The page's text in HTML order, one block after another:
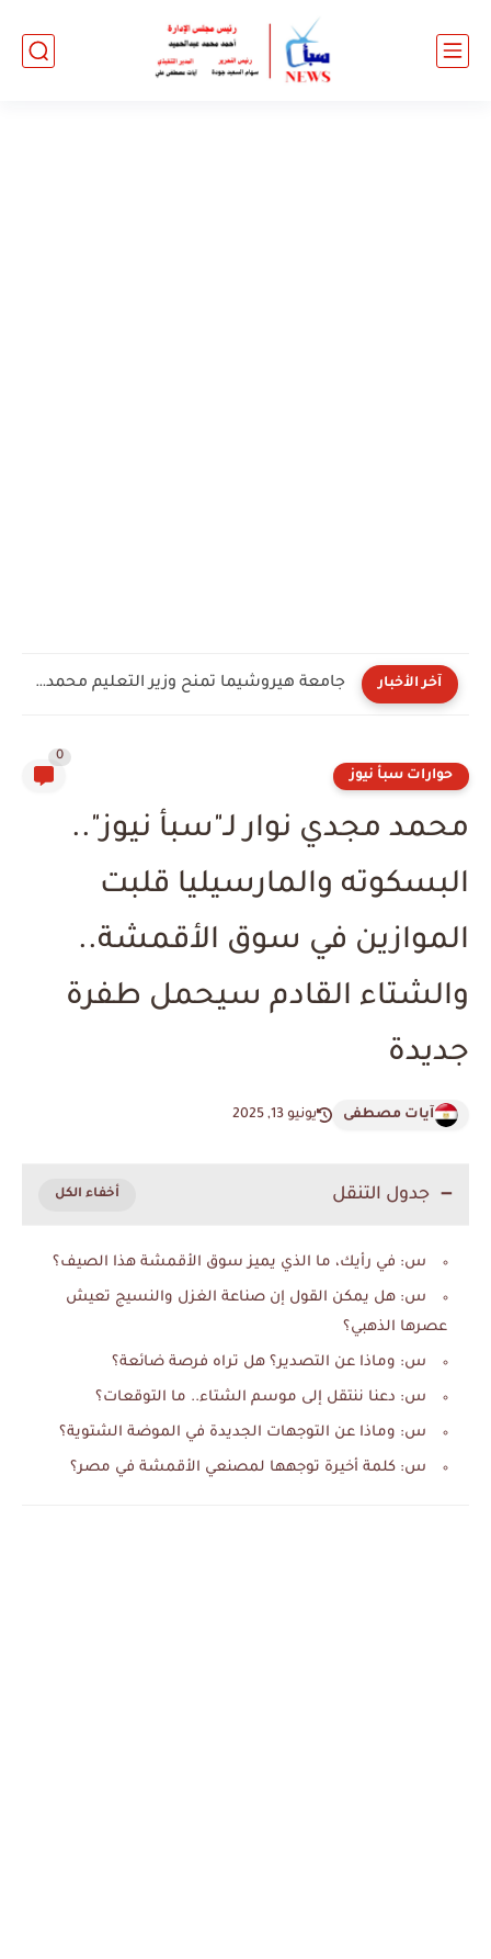
آخر الأخبار جامعة هيروشيما تمنح وزير التعليم محمد عبد اللطيف الدكتوراه الفخرية...
حوارات سبأ نيوز
0
محمد مجدي نوار لـ"سبأ نيوز"..
البسكوته والمارسيليا قلبت
الموازين في سوق الأقمشة..
والشتاء القادم سيحمل طفرة
جديدة
آيات مصطفى يونيو 13, 2025
جدول التنقل
س: في رأيك، ما الذي يميز سوق الأقمشة هذا الصيف؟
س: هل يمكن القول إن صناعة الغزل والنسيج تعيش
عصرها الذهبي؟
س: وماذا عن التصدير؟ هل تراه فرصة ضائعة؟
س: دعنا ننتقل إلى موسم الشتاء.. ما التوقعات؟
س: وماذا عن التوجهات الجديدة في الموضة الشتوية؟
س: كلمة أخيرة توجهها لمصنعي الأقمشة في مصر؟